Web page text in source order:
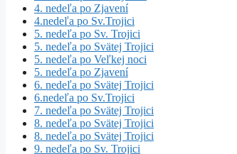
4. nedeľa po Zjavení
4.nedeľa po Sv.Trojici
5. nedeľa po Sv. Trojici
5. nedeľa po Svätej Trojici
5. nedeľa po Veľkej noci
5. nedeľa po Zjavení
6. nedeľa po Svätej Trojici
6.nedeľa po Sv.Trojici
7. nedeľa po Svätej Trojici
8. nedeľa po Svätej Trojici
8. nedeľa po Svätej Trojici
9. nedeľa po Sv. Trojici